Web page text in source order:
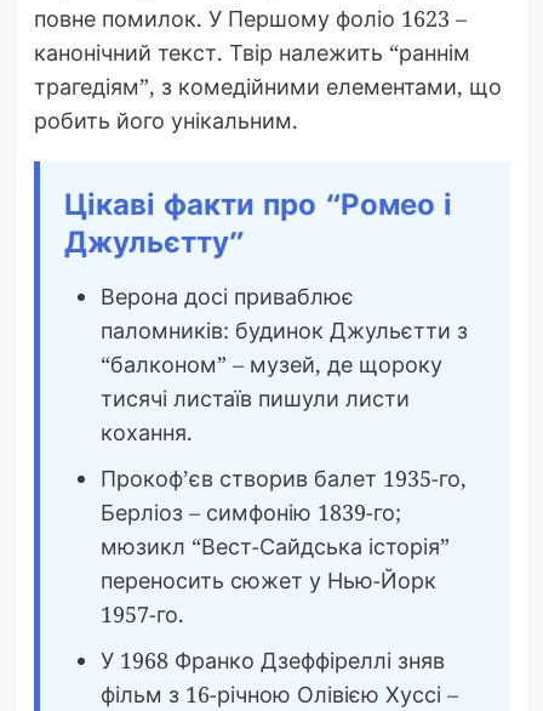
повне помилок. У Першому фоліо 1623 –
канонічний текст. Твір належить “раннім
трагедіям”, з комедійними елементами, що
робить його унікальним.
Цікаві факти про “Ромео і
Джульєтту”
Верона досі приваблює
паломників: будинок Джульєтти з
“балконом” – музей, де щороку
тисячі листаїв пишули листи
кохання.
Прокоф’єв створив балет 1935-го,
Берліоз – симфонію 1839-го;
мюзикл “Вест-Сайдська історія”
переносить сюжет у Нью-Йорк
1957-го.
У 1968 Франко Дзеффіреллі зняв
фільм з 16-річною Олівією Хуссі –